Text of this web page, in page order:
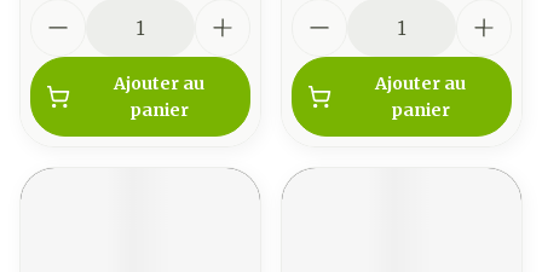
Ajouter au
panier
Ajouter au
panier